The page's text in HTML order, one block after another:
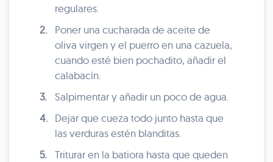
regulares.
2.
Poner una cucharada de aceite de
oliva virgen y el puerro en una cazuela,
cuando esté bien pochadito, añadir el
calabacín.
3.
Salpimentar y añadir un poco de agua.
4.
Dejar que cueza todo junto hasta que
las verduras estén blanditas.
5.
Triturar en la batiora hasta que queden